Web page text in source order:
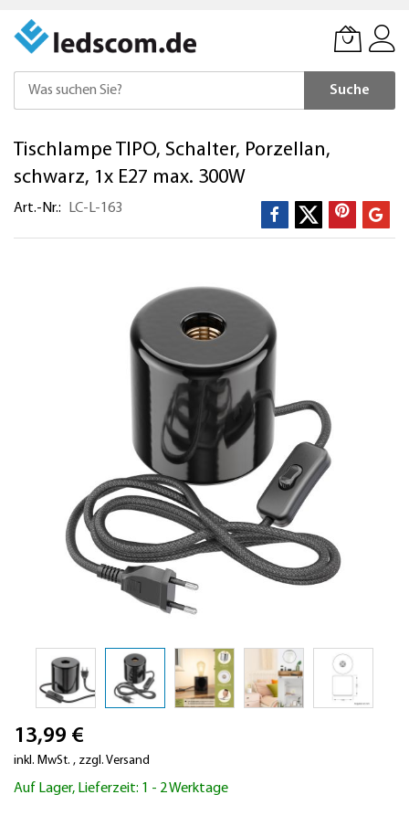
Suche
zum
Inhalt
Tischlampe TIPO, Schalter, Porzellan,
schwarz, 1x E27 max. 300W
Art.-Nr. LC-L-163
Anfang
der
springen
13,99 €
inkl. MwSt. , zzgl. Versand
Auf Lager, Lieferzeit: 1 - 2 Werktage